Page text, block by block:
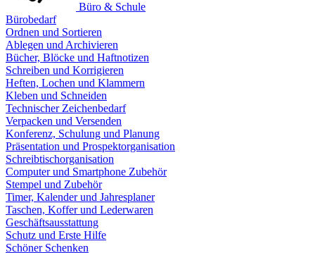
Büro & Schule
Bürobedarf
Ordnen und Sortieren
Ablegen und Archivieren
Bücher, Blöcke und Haftnotizen
Schreiben und Korrigieren
Heften, Lochen und Klammern
Kleben und Schneiden
Technischer Zeichenbedarf
Verpacken und Versenden
Konferenz, Schulung und Planung
Präsentation und Prospektorganisation
Schreibtischorganisation
Computer und Smartphone Zubehör
Stempel und Zubehör
Timer, Kalender und Jahresplaner
Taschen, Koffer und Lederwaren
Geschäftsausstattung
Schutz und Erste Hilfe
Schöner Schenken